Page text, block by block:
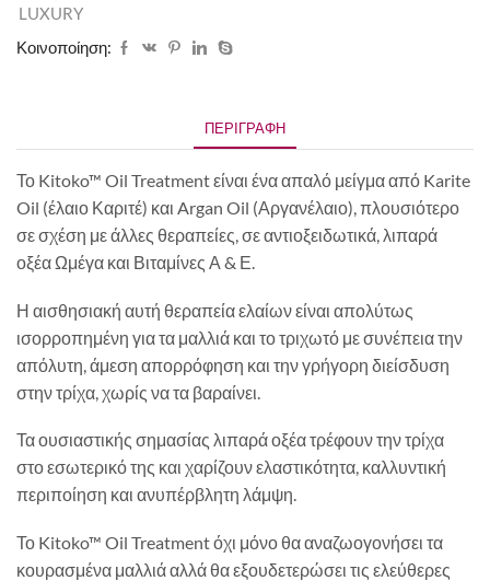
LUXURY
Κοινοποίηση:
ΠΕΡΙΓΡΑΦΉ
Το Kitoko™ Oil Treatment είναι ένα απαλό μείγμα από Karite
Oil (έλαιο Καριτέ) και Argan Oil (Αργανέλαιο), πλουσιότερο
σε σχέση με άλλες θεραπείες, σε αντιοξειδωτικά, λιπαρά
οξέα Ωμέγα και Βιταμίνες Α & Ε.
Η αισθησιακή αυτή θεραπεία ελαίων είναι απολύτως
ισορροπημένη για τα μαλλιά και το τριχωτό με συνέπεια την
απόλυτη, άμεση απορρόφηση και την γρήγορη διείσδυση
στην τρίχα, χωρίς να τα βαραίνει.
Τα ουσιαστικής σημασίας λιπαρά οξέα τρέφουν την τρίχα
στο εσωτερικό της και χαρίζουν ελαστικότητα, καλλυντική
περιποίηση και ανυπέρβλητη λάμψη.
Το Kitoko™ Oil Treatment όχι μόνο θα αναζωογονήσει τα
κουρασμένα μαλλιά αλλά θα εξουδετερώσει τις ελεύθερες